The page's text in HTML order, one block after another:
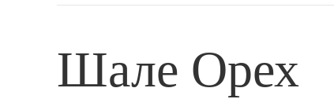
Шале Орех